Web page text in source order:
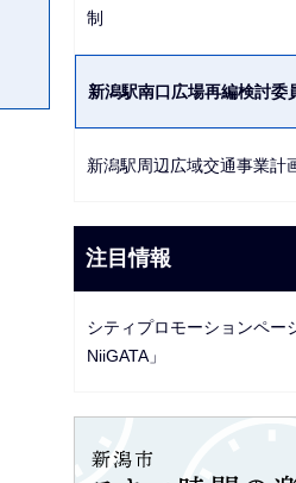
制
新潟駅南口広場再編検討委
新潟駅周辺広域交通事業計
注目情報
シティプロモーションペー
NiiGATA」